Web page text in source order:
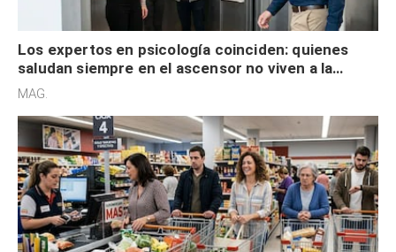
Los expertos en psicología coinciden: quienes
saludan siempre en el ascensor no viven a la
defensiva y tienen apertura social
MAG.